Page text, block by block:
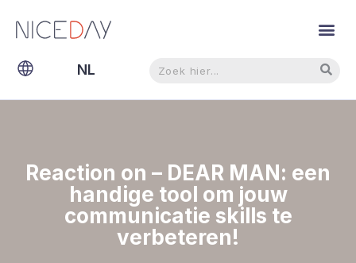
NL
EN
Reaction on – DEAR MAN: een
handige tool om jouw
communicatie skills te
verbeteren!